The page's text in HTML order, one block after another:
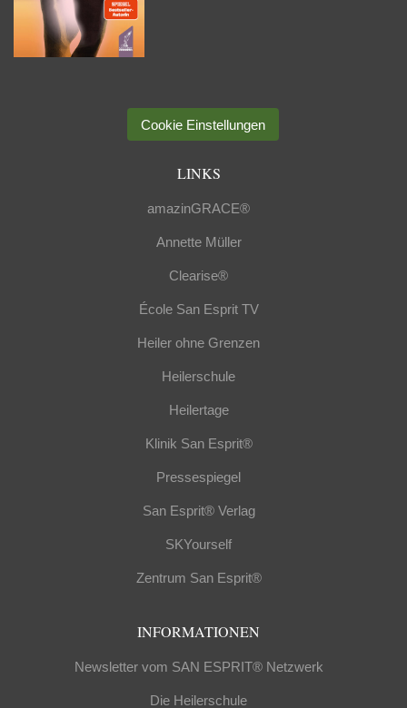
Cookie Einstellungen
LINKS
amazinGRACE®
Annette Müller
Clearise®
École San Esprit TV
Heiler ohne Grenzen
Heilerschule
Heilertage
Klinik San Esprit®
Pressespiegel
San Esprit® Verlag
SKYourself
Zentrum San Esprit®
INFORMATIONEN
Newsletter vom SAN ESPRIT® Netzwerk
Die Heilerschule